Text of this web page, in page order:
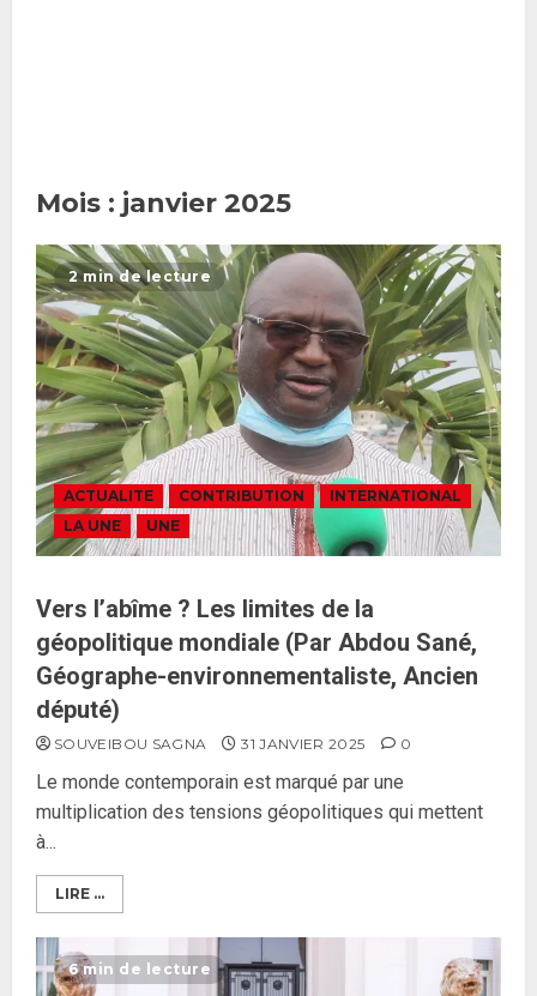
Mois : janvier 2025
2 min de lecture
ACTUALITE CONTRIBUTION
INTERNATIONAL
LA UNE
UNE
Vers l’abîme ? Les limites de la
géopolitique mondiale (Par Abdou Sané,
Géographe-environnementaliste, Ancien
député)
SOUVEIBOU SAGNA 31 JANVIER 2025 0
Le monde contemporain est marqué par une
multiplication des tensions géopolitiques qui mettent
à...
LIRE ...
6 min de lecture